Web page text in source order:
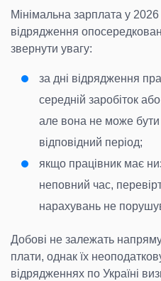
Мінімальна зарплата у
відрядження
звернути увагу:
за дні відрядження
середній заробіток
але вона не може
відповідний період;
якщо працівник має
неповний час,
нарахувань не
Добові не залежать напряму
плати, однак їх
відрядженнях по Україні